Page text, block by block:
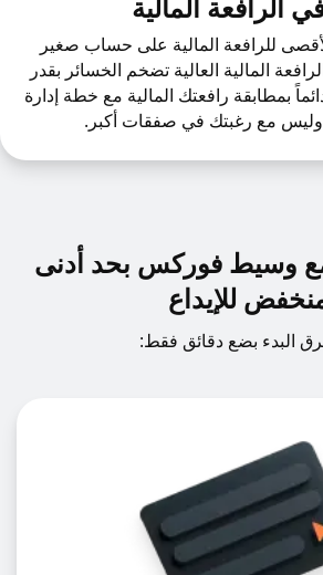
للرافعة المالية على حساب صغير
المالية العالية تضخم الخسائر بقدر
بمطابقة رافعتك المالية مع خطة إدارة
مع رغبتك في صفقات أكبر.
مع وسيط فوركس بحد أدنى
للإيداع
البدء بضع دقائق فقط: